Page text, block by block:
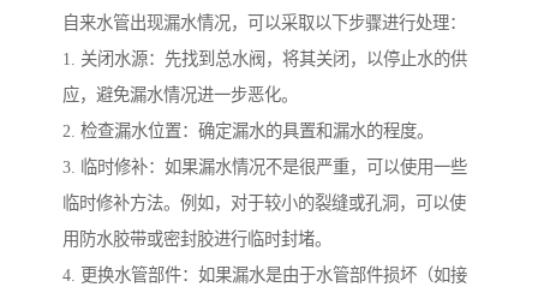
自来水管出现漏水情况，可以采取以下步骤进行处理：
1. 关闭水源：先找到总水阀，将其关闭，以停止水的供
应，避免漏水情况进一步恶化。
2. 检查漏水位置：确定漏水的具置和漏水的程度。
3. 临时修补：如果漏水情况不是很严重，可以使用一些
临时修补方法。例如，对于较小的裂缝或孔洞，可以使
用防水胶带或密封胶进行临时封堵。
4. 更换水管部件：如果漏水是由于水管部件损坏（如接